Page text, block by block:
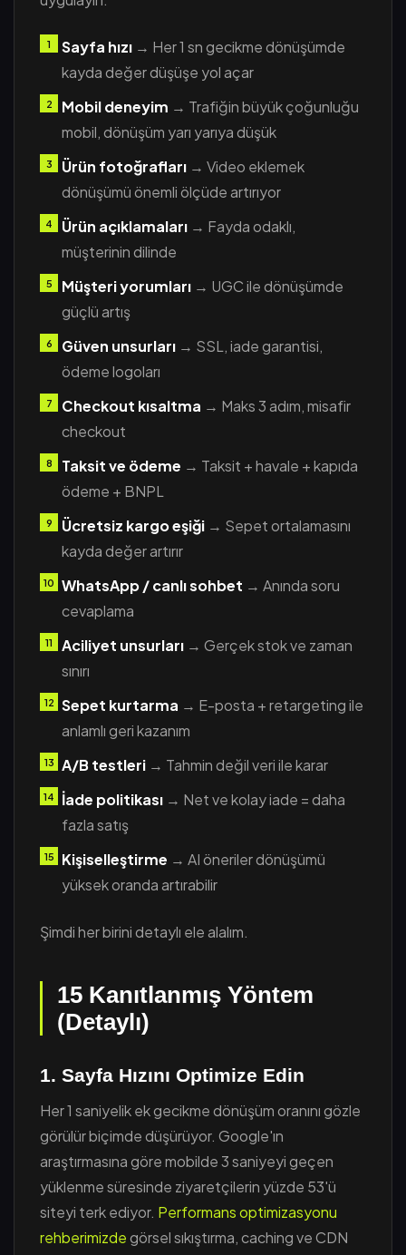
Sayfa hızı → Her 1 sn gecikme dönüşümde
kayda değer düşüşe yol açar
Mobil deneyim → Trafiğin büyük çoğunluğu
mobil, dönüşüm yarı yarıya düşük
Ürün fotoğrafları → Video eklemek
dönüşümü önemli ölçüde artırıyor
Ürün açıklamaları → Fayda odaklı,
müşterinin dilinde
Müşteri yorumları → UGC ile dönüşümde
güçlü artış
Güven unsurları → SSL, iade garantisi,
ödeme logoları
Checkout kısaltma → Maks 3 adım, misafir
checkout
Taksit ve ödeme → Taksit + havale + kapıda
ödeme + BNPL
Ücretsiz kargo eşiği → Sepet ortalamasını
kayda değer artırır
WhatsApp / canlı sohbet → Anında soru
cevaplama
Aciliyet unsurları → Gerçek stok ve zaman
sınırı
Sepet kurtarma → E-posta + retargeting ile
anlamlı geri kazanım
A/B testleri → Tahmin değil veri ile karar
İade politikası → Net ve kolay iade = daha
fazla satış
Kişiselleştirme → AI öneriler dönüşümü
yüksek oranda artırabilir
Şimdi her birini detaylı ele alalım.
15 Kanıtlanmış Yöntem
(Detaylı)
1. Sayfa Hızını Optimize Edin
Her 1 saniyelik ek gecikme dönüşüm oranını gözle
görülür biçimde düşürüyor. Google'ın
araştırmasına göre mobilde 3 saniyeyi geçen
yüklenme süresinde ziyaretçilerin yüzde 53'ü
siteyi terk ediyor. Performans optimizasyonu
rehberimizdegörsel sıkıştırma, caching ve CDN